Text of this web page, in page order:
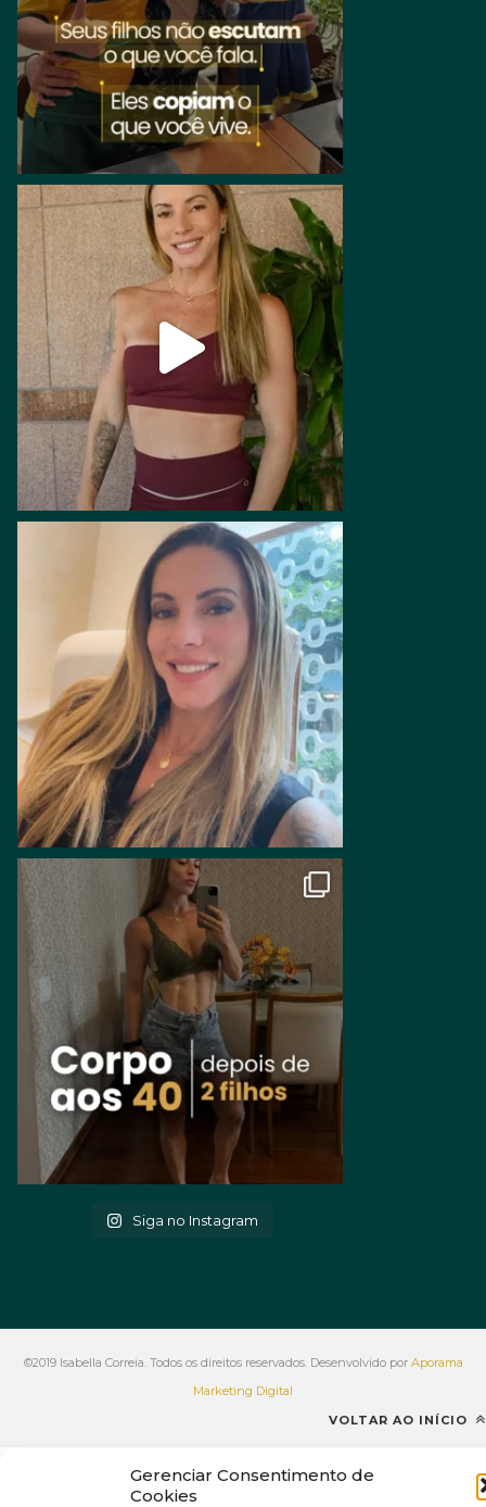
Gerenciar Consentimento de
Cookies
Siga no Instagram
©2019 Isabella Correia. Todos os direitos reservados. Desenvolvido por Aporama
Marketing Digital
VOLTAR AO INÍCIO